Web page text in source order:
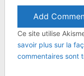
Ce site utilise
savoir plus sur la
commentaires sont